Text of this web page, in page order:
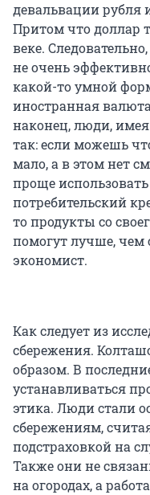
девальвации рубля
Притом что доллар
веке.
не очень
какой-то умной
иностранная
наконец, люди,
так: если можешь
мало, а в этом нет
проще
потребительский
то продукты со
помогут лучше, чем
экономист.
Как следует из
сбережения.
образом. В
устанавливаться
этика. Люди стали
сбережениям,
подстраховкой на
Также они не
на огородах, а